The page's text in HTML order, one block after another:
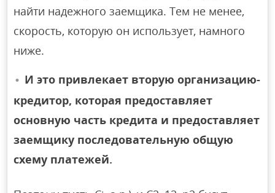
найти надежного заемщика. Тем не менее,
скорость, которую он использует, намного
ниже.
И это привлекает вторую организацию-
кредитор, которая предоставляет
основную часть кредита и предоставляет
заемщику последовательную общую
схему платежей.